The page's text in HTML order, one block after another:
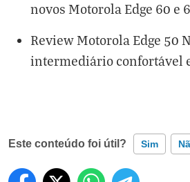
novos Motorola Edge 60 e
Review Motorola Edge 50
intermediário confortável
Este conteúdo foi útil? Sim